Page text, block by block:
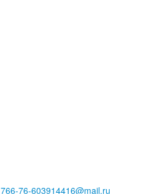
766-76-603914416@mail.ru